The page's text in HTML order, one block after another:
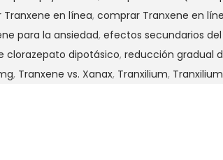
en línea, comprar Tranxene en
para la ansiedad, efectos secundarios
clorazepato dipotásico, reducción gradual
, Tranxene vs. Xanax, Tranxilium,